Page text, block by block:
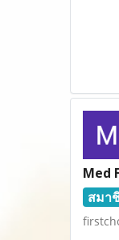
Med
สมา